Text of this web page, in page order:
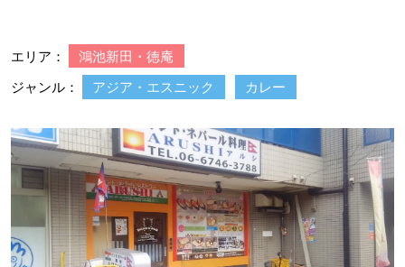
エリア： 鴻池新田・徳庵
ジャンル： アジア・エスニック カレー